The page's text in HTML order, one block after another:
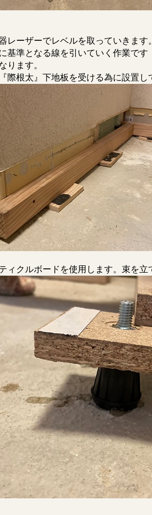
レーザーでレベルを取っていきます。
基準となる線を引いていく作業です
ります。
際根太』下地板を受ける為に設置し
ィクルボードを使用します。束を立